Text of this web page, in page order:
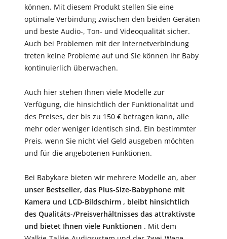
können. Mit diesem Produkt stellen Sie eine
optimale Verbindung zwischen den beiden Geräten
und beste Audio-, Ton- und Videoqualität sicher.
Auch bei Problemen mit der Internetverbindung
treten keine Probleme auf und Sie können Ihr Baby
kontinuierlich überwachen.
Auch hier stehen Ihnen viele Modelle zur
Verfügung, die hinsichtlich der Funktionalität und
des Preises, der bis zu 150 € betragen kann, alle
mehr oder weniger identisch sind. Ein bestimmter
Preis, wenn Sie nicht viel Geld ausgeben möchten
und für die angebotenen Funktionen.
Bei Babykare bieten wir mehrere Modelle an, aber
unser Bestseller, das Plus-Size-Babyphone mit
Kamera und LCD-Bildschirm , bleibt hinsichtlich
des Qualitäts-/Preisverhältnisses das attraktivste
und bietet Ihnen viele Funktionen . Mit dem